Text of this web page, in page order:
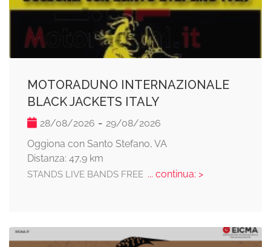
MOTORADUNO INTERNAZIONALE
BLACK JACKETS ITALY
28/08/2026 - 29/08/2026
Oggiona con Santo Stefano, VA
Distanza: 47,9 km
STANDS LIVE BANDS FREE... continua: >